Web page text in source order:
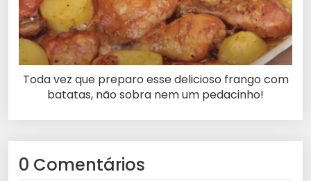
Toda vez que preparo esse delicioso frango com
batatas, não sobra nem um pedacinho!
0 Comentários